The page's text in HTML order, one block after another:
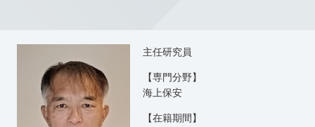
主任研究員
【専門分野】
海上保安
【在籍期間】